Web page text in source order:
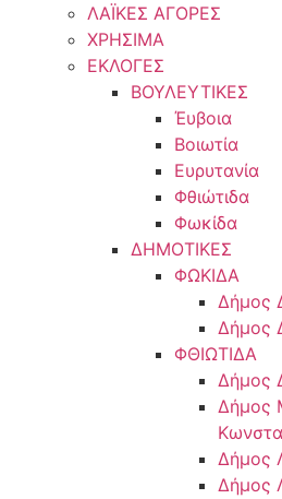
ΛΑΪΚΕΣ ΑΓΟΡΕΣ
ΧΡΗΣΙΜΑ
ΕΚΛΟΓΕΣ
ΒΟΥΛΕΥΤΙΚΕΣ
Έυβοια
Βοιωτία
Ευρυτανία
Φθιώτιδα
Φωκίδα
ΔΗΜΟΤΙΚΕΣ
ΦΩΚΙΔΑ
Δήμος
Δήμος
ΦΘΙΩΤΙΔΑ
Δήμος
Δήμος
Δήμος
Δήμος